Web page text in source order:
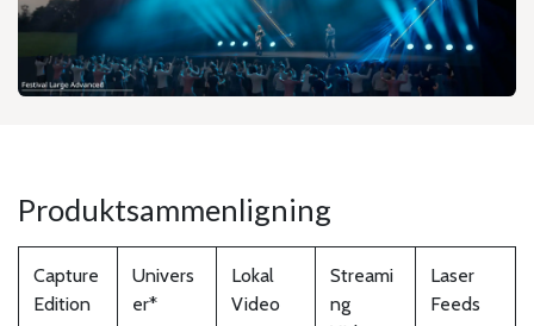
Produktsammenligning
Capture
Edition
Univers
er*
Lokal
Video
Streami
ng
Laser
Feeds